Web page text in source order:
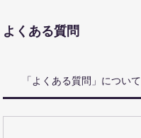
よくある質問
「よくある質問」について